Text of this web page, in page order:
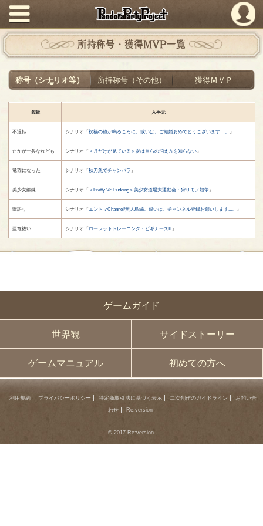
PandoraPartyProject
ゲームガイド
世界観 サイドストーリー
ゲームマニュアル 初めての方へ
所持称号・獲得MVP一覧
称号（シナリオ等） 所持称号（その他） 獲得ＭＶＰ
名称 入手元
不退転 シナリオ『祝福の鐘が鳴るころに。或いは、ご結婚おめでとうございます…。 』
たかが一兵なれども シナリオ『 ＜月だけが見ている＞炎は自らの消え方を知らない』
竜猫になった シナリオ『秋刀魚でチャンバラ 』
美少女鍛錬 シナリオ『 ＜Pretty VS Pudding＞美少女道場大運動会・狩りモノ競争』
獣語り シナリオ『エントマChannel/無人島編。或いは、チャンネル登録お願いします...。 』
亜竜祓い シナリオ『 ローレットトレーニング・ビギナーズⅢ 』
利用規約 プライバシーポリシー 特定商取引法に基づく表示 二次創作のガイドライン
お問い合
わせ
Re:version
© 2017 Re:version.